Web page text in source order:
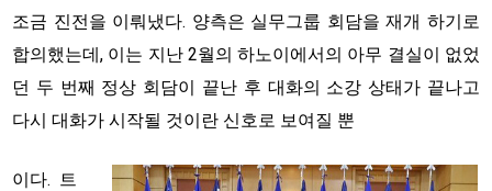
조금 진전을 이뤄냈다. 양측은 실무그룹 회담을 재개 하기로
합의했는데, 이는 지난 2월의 하노이에서의 아무 결실이 없었
던 두 번째 정상 회담이 끝난 후 대화의 소강 상태가 끝나고
다시 대화가 시작될 것이란 신호로 보여질 뿐
이다. 트